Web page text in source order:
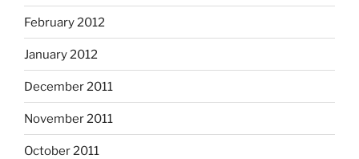
February 2012
January 2012
December 2011
November 2011
October 2011